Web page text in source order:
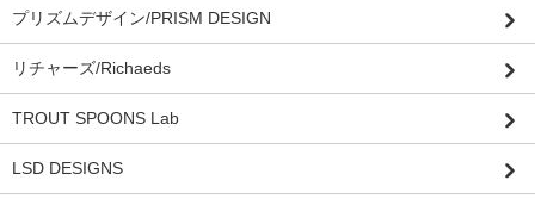
プリズムデザイン/PRISM DESIGN
リチャーズ/Richaeds
TROUT SPOONS Lab
LSD DESIGNS